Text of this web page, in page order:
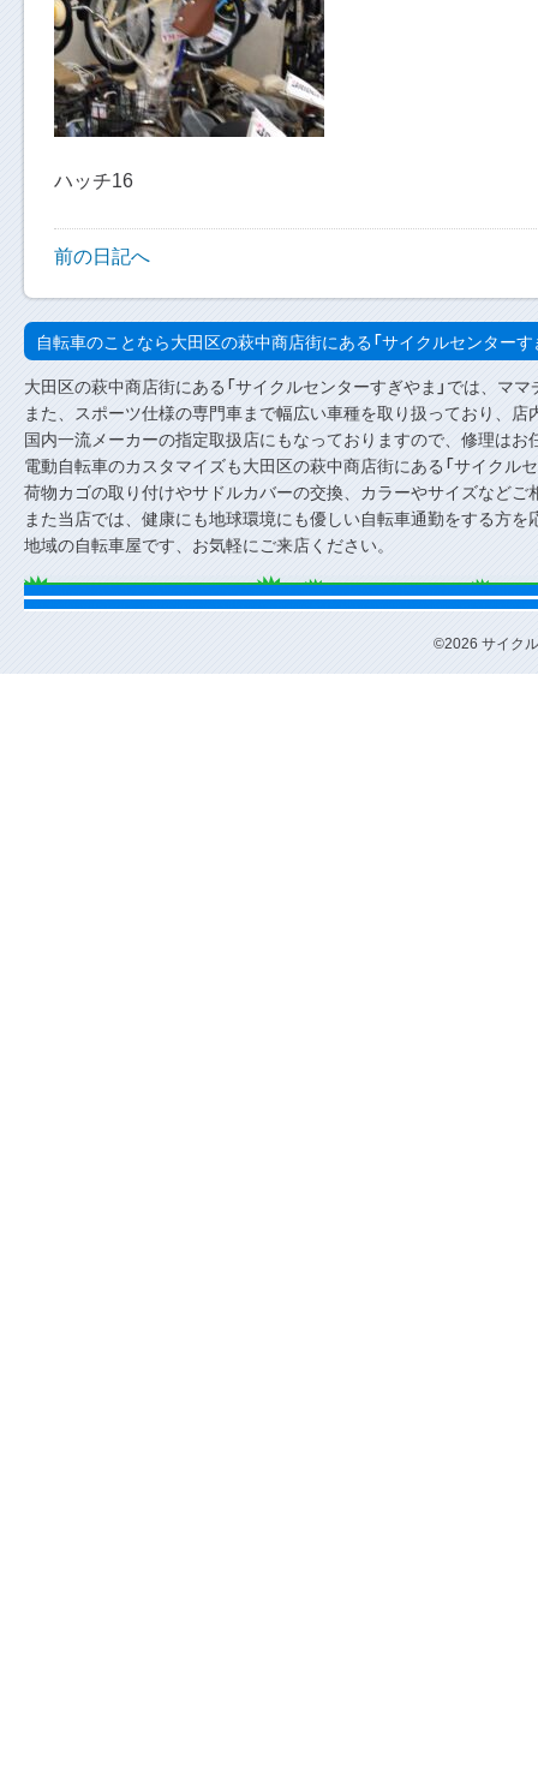
ハッチ16
前の日記へ
自転車のことなら大田区の萩中商店街にある「サイクルセンターす
大田区の萩中商店街にある「サイクルセンターすぎやま」では、
また、スポーツ仕様の専門車まで幅広い車種を取り扱っており、
国内一流メーカーの指定取扱店にもなっておりますので、修理はお
電動自転車のカスタマイズも大田区の萩中商店街にある「サイクル
荷物カゴの取り付けやサドルカバーの交換、カラーやサイズなどご
また当店では、健康にも地球環境にも優しい自転車通勤をする方を
地域の自転車屋です、お気軽にご来店ください。
©2026 サイク